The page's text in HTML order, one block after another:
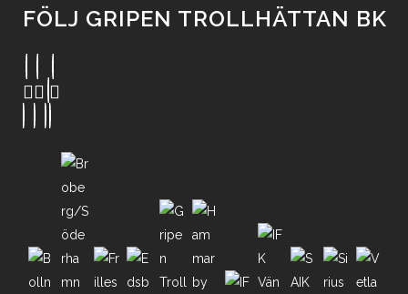
FÖLJ GRIPEN TROLLHÄTTAN BK